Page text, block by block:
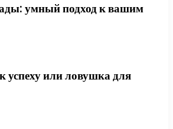
умный подход к вашим
успеху или ловушка для